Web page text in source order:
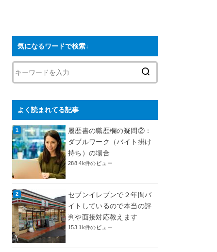
気になるワードで検索↓
よく読まれてる記事
履歴書の職歴欄の疑問②：
ダブルワーク（バイト掛け
持ち）の場合
288.4k件のビュー
セブンイレブンで２年間バ
イトしているので本当の評
判や面接対応教えます
153.1k件のビュー